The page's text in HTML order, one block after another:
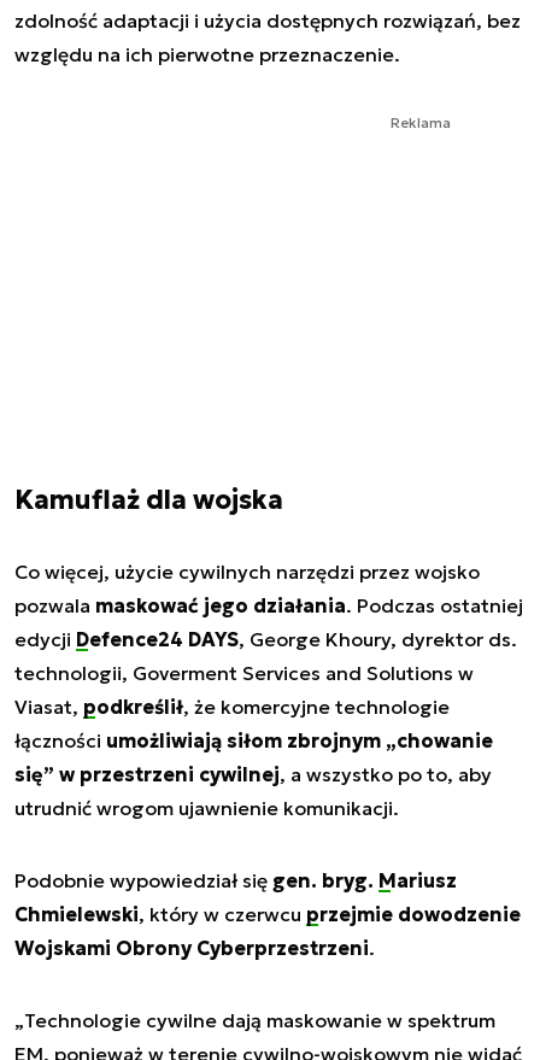
zdolność adaptacji i użycia dostępnych rozwiązań, bez
względu na ich pierwotne przeznaczenie.
Reklama
Kamuflaż dla wojska
Co więcej, użycie cywilnych narzędzi przez wojsko
pozwala maskować jego działania. Podczas ostatniej
edycji Defence24 DAYS, George Khoury, dyrektor ds.
technologii, Goverment Services and Solutions w
Viasat, podkreślił, że komercyjne technologie
łączności umożliwiają siłom zbrojnym „chowanie
się” w przestrzeni cywilnej, a wszystko po to, aby
utrudnić wrogom ujawnienie komunikacji.
Podobnie wypowiedział się gen. bryg. Mariusz
Chmielewski, który w czerwcu przejmie dowodzenie
Wojskami Obrony Cyberprzestrzeni.
„Technologie cywilne dają maskowanie w spektrum
EM, ponieważ w terenie cywilno-wojskowym nie widać